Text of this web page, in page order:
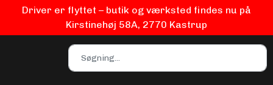
Driver er flyttet – butik og værksted findes nu på
Kirstinehøj 58A, 2770 Kastrup